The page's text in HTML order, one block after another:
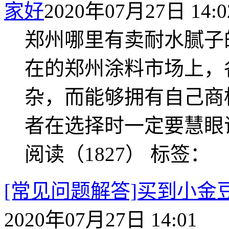
家好2020年07月27日
郑州哪里有卖耐水腻
在的郑州涂料市场上
杂，而能够拥有自己
者在选择时一定要慧
阅读（1827） 标签：
[常见问题解答]买到小金
2020年07月27日 14:01